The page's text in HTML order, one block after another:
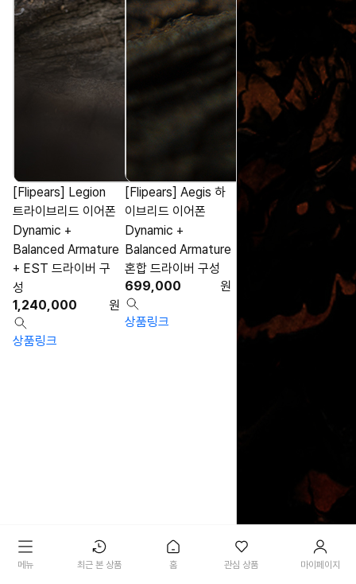
메뉴 최근 본 상품 홈 관심 상품 마이페이지
[Flipears] Legion
트라이브리드 이어폰
Dynamic +
Balanced Armature
+ EST 드라이버 구
성
1,240,000
원
상품링크
[Flipears] Aegis 하
이브리드 이어폰
Dynamic +
Balanced Armature
혼합 드라이버 구성
699,000
원
상품링크